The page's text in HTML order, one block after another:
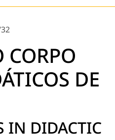
CORPO
DE
IN DIDACTIC